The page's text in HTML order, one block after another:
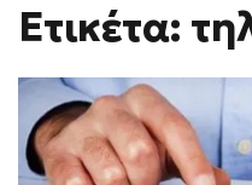
Ετικέτα: